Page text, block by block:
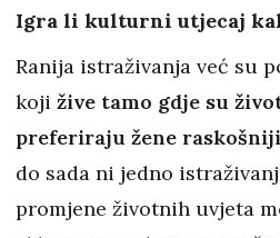
Igra li kulturni utjecaj
Ranija istraživanja već su
koji žive tamo gdje su
preferiraju žene
do sada ni jedno
promjene životnih uvjeta